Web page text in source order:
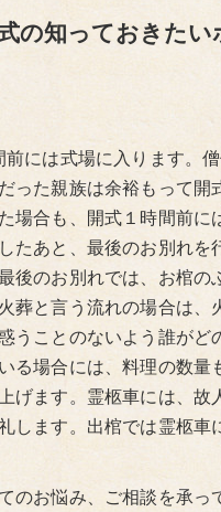
の知っておきたい
には式場に入ります。
った親族は余裕もって
場合も、開式１時間前
たあと、最後のお別れ
後のお別れでは、お棺
葬と言う流れの場合は
うことのないよう誰が
る場合には、料理の数
げます。霊柩車には、
します。出棺では霊柩
のお悩み、ご相談を承っ